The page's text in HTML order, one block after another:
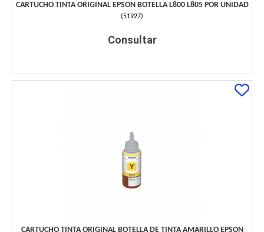
CARTUCHO TINTA ORIGINAL EPSON BOTELLA L800 L805 POR UNIDAD
(51927)
Consultar
CARTUCHO TINTA ORIGINAL BOTELLA DE TINTA AMARILLO EPSON